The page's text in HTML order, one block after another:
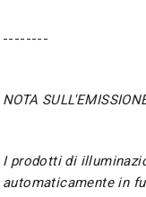
--------
NOTA
I prodotti di
automaticamente in